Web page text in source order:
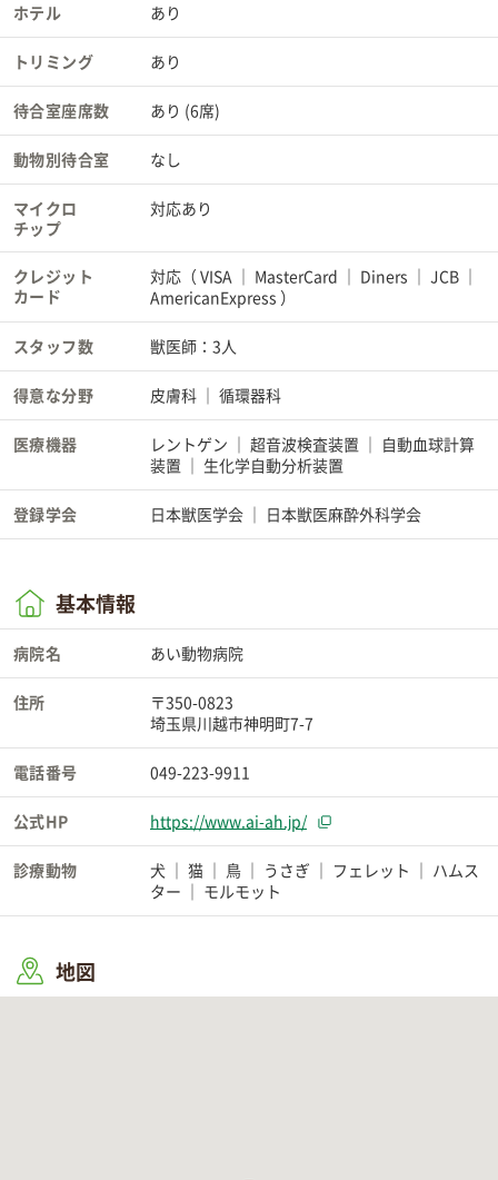
ホテル あり
トリミング あり
待合室座席数 あり (6席)
動物別待合室 なし
マイクロ
チップ
対応あり
クレジット
カード
対応（VISA MasterCard Diners
JCB
AmericanExpress ）
スタッフ数 獣医師：3人
得意な分野 皮膚科 循環器科
医療機器 レントゲン 超音波検査装置
自動血球計算
装置
生化学自動分析装置
登録学会 日本獣医学会 日本獣医麻酔外科学会
基本情報
病院名 あい動物病院
住所
〒350-0823
埼玉県川越市神明町7-7
電話番号 049-223-9911
公式HP https://www.ai-ah.jp/
診療動物 犬 猫 鳥 うさぎ フェレット
ハムス
ター
モルモット
地図